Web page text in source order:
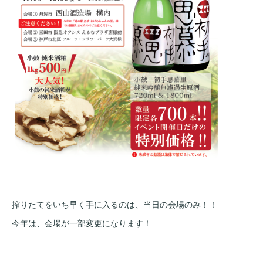
搾りたてをいち早く手に入るのは、当日の会場のみ！！
今年は、会場が一部変更になります！